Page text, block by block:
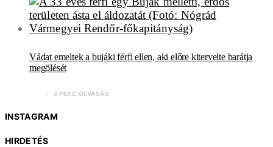
Vádat emeltek a bujáki férfi ellen, aki előre kitervelte barátja
megölését
2 PERC OLVASÁS
INSTAGRAM
HIRDETÉS